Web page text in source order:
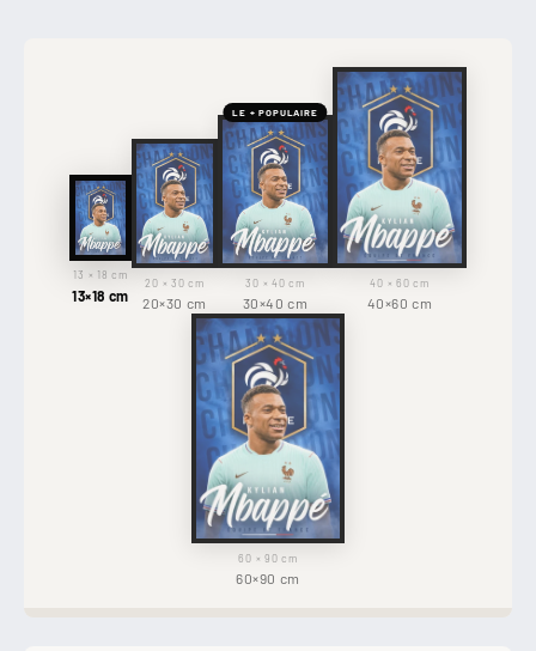
13 × 18 cm
13×18 cm
20 × 30 cm
20×30 cm
LE + POPULAIRE
30 × 40 cm
30×40 cm
40 × 60 cm
40×60 cm
60 × 90 cm
60×90 cm